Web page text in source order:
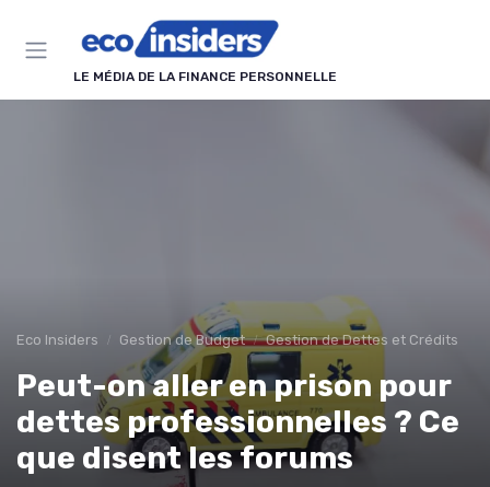
LE MÉDIA DE LA FINANCE PERSONNELLE
Eco Insiders Gestion de Budget Gestion de Dettes et Crédits
Peut-on aller en prison pour
dettes professionnelles ? Ce
que disent les forums